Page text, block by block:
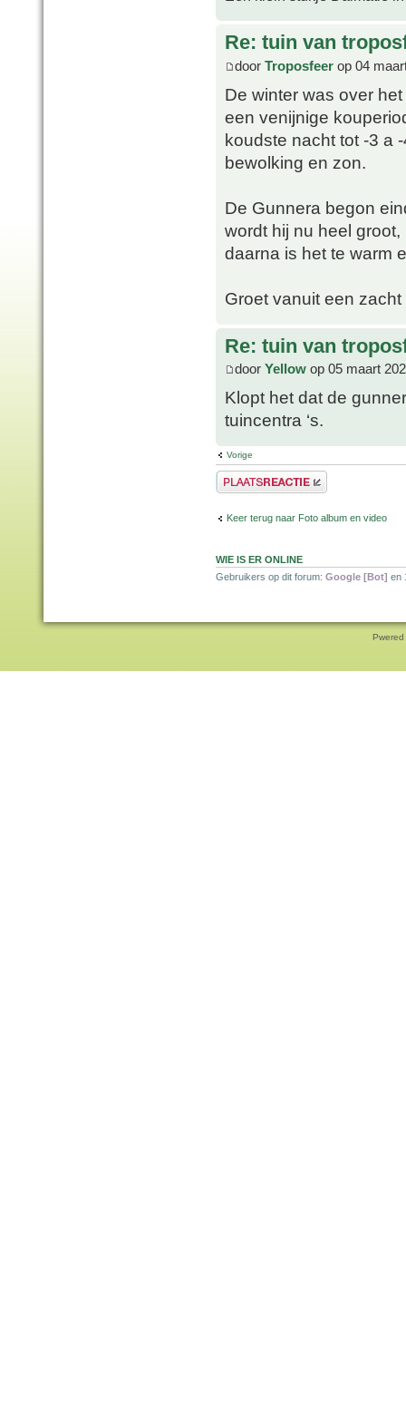
Re: tuin van
door Troposfeer op 04
De winter was over
een venijnige
koudste nacht tot -3 a
bewolking en zon.
De Gunnera begon
wordt hij nu heel
daarna is het te warm
Groet vanuit een
Re: tuin van
door Yellow op 05 maart
Klopt het dat de
tuincentra ‘s.
Vorige
Plaats een reactie
Keer terug naar Foto album en video
WIE IS ER ONLINE
Gebruikers op dit forum: Google [Bot] en